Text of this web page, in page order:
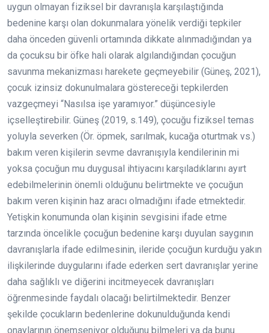
uygun olmayan fiziksel bir davranışla karşılaştığında
bedenine karşı olan dokunmalara yönelik verdiği tepkiler
daha önceden güvenli ortamında dikkate alınmadığından ya
da çocuksu bir öfke hali olarak algılandığından çocuğun
savunma mekanizması harekete geçmeyebilir (Güneş, 2021),
çocuk izinsiz dokunulmalara göstereceği tepkilerden
vazgeçmeyi “Nasılsa işe yaramıyor.” düşüncesiyle
içselleştirebilir. Güneş (2019, s.149), çocuğu fiziksel temas
yoluyla severken (Ör. öpmek, sarılmak, kucağa oturtmak vs.)
bakım veren kişilerin sevme davranışıyla kendilerinin mi
yoksa çocuğun mu duygusal ihtiyacını karşıladıklarını ayırt
edebilmelerinin önemli olduğunu belirtmekte ve çocuğun
bakım veren kişinin haz aracı olmadığını ifade etmektedir.
Yetişkin konumunda olan kişinin sevgisini ifade etme
tarzında öncelikle çocuğun bedenine karşı duyulan saygının
davranışlarla ifade edilmesinin, ileride çocuğun kurduğu yakın
ilişkilerinde duygularını ifade ederken sert davranışlar yerine
daha sağlıklı ve diğerini incitmeyecek davranışları
öğrenmesinde faydalı olacağı belirtilmektedir. Benzer
şekilde çocukların bedenlerine dokunulduğunda kendi
onaylarının önemseniyor olduğunu bilmeleri ya da bunu